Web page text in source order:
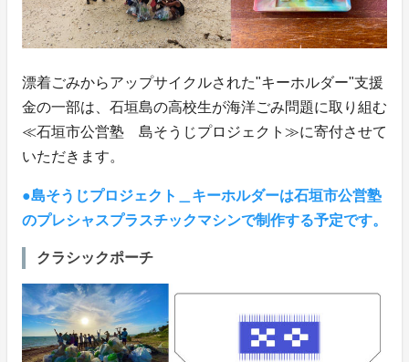
漂着ごみからアップサイクルされた"キーホルダー"支援
金の一部は、石垣島の高校生が海洋ごみ問題に取り組む
≪石垣市公営塾 島そうじプロジェクト≫に寄付させて
いただきます。
●島そうじプロジェクト＿キーホルダーは石垣市公営塾
のプレシャスプラスチックマシンで制作する予定です。
クラシックポーチ